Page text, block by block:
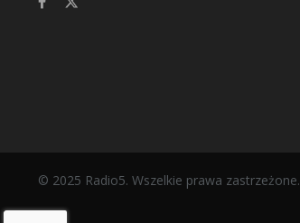
© 2025 Radio5. Wszelkie prawa zastrzeżone.